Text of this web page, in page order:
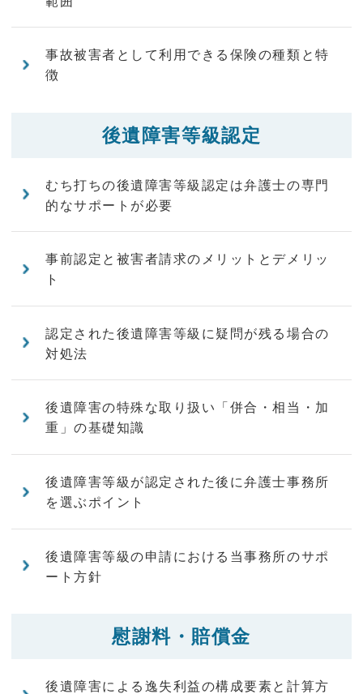
事故被害者として利用できる保険の種類と特
徴
後遺障害等級認定
むち打ちの後遺障害等級認定は弁護士の専門
的なサポートが必要
事前認定と被害者請求のメリットとデメリッ
ト
認定された後遺障害等級に疑問が残る場合の
対処法
後遺障害の特殊な取り扱い「併合・相当・加
重」の基礎知識
後遺障害等級が認定された後に弁護士事務所
を選ぶポイント
後遺障害等級の申請における当事務所のサポ
ート方針
慰謝料・賠償金
後遺障害による逸失利益の構成要素と計算方